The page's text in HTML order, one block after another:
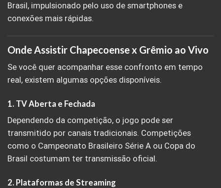
Brasil, impulsionado pelo uso de smartphones e
conexões mais rápidas.
Onde Assistir Chapecoense x Grêmio ao Vivo
Se você quer acompanhar esse confronto em tempo
real, existem algumas opções disponíveis.
1. TV Aberta e Fechada
Dependendo da competição, o jogo pode ser
transmitido por canais tradicionais. Competições
como o Campeonato Brasileiro Série A ou Copa do
Brasil costumam ter transmissão oficial.
2. Plataformas de Streaming